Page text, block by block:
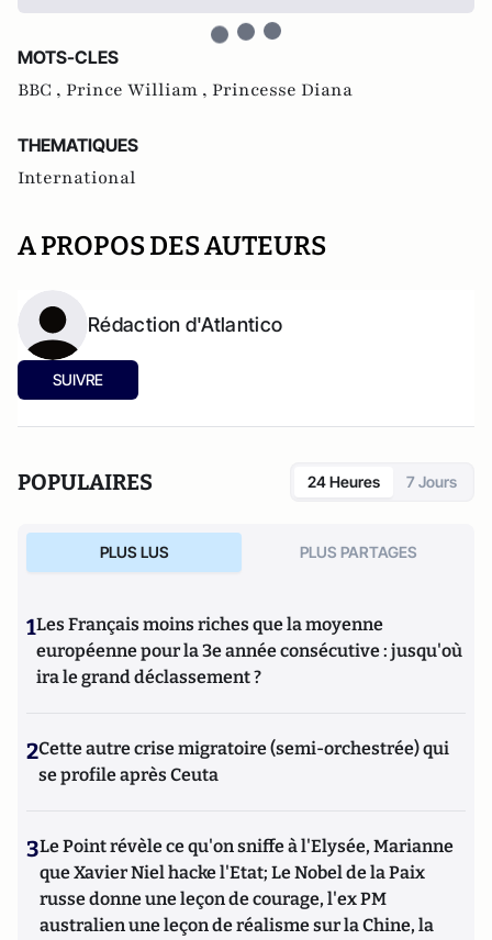
MOTS-CLES
BBC , Prince William , Princesse Diana
THEMATIQUES
International
A PROPOS DES AUTEURS
Rédaction d'Atlantico
SUIVRE
POPULAIRES 24 Heures 7 Jours
PLUS LUS PLUS PARTAGES
1Les Français moins riches que la moyenne
européenne pour la 3e année consécutive : jusqu'où
ira le grand déclassement ?
2Cette autre crise migratoire (semi-orchestrée) qui
se profile après Ceuta
3Le Point révèle ce qu'on sniffe à l'Elysée, Marianne
que Xavier Niel hacke l'Etat; Le Nobel de la Paix
russe donne une leçon de courage, l'ex PM
australien une leçon de réalisme sur la Chine, la